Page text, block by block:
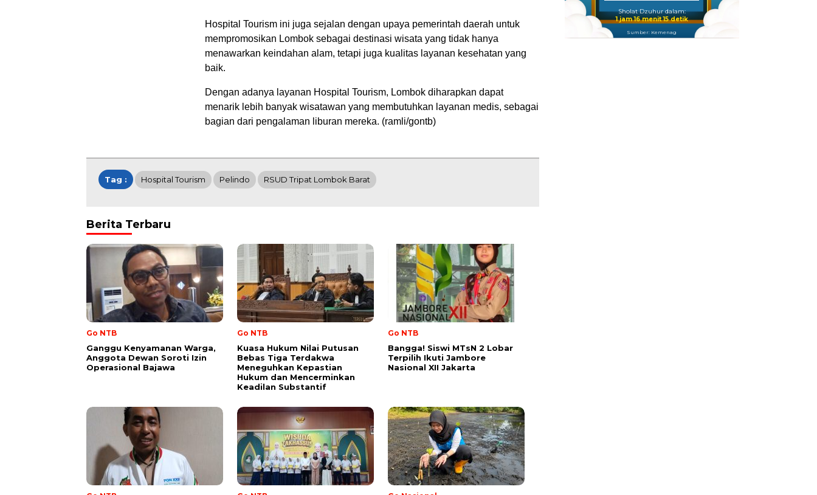
Hospital Tourism ini juga sejalan dengan upaya pemerintah daerah untuk
mempromosikan Lombok sebagai destinasi wisata yang tidak hanya
menawarkan keindahan alam, tetapi juga kualitas layanan kesehatan yang
baik.
Dengan adanya layanan Hospital Tourism, Lombok diharapkan dapat
menarik lebih banyak wisatawan yang membutuhkan layanan medis, sebagai
bagian dari pengalaman liburan mereka. (ramli/gontb)
Tag : Hospital Tourism Pelindo RSUD Tripat Lombok Barat
Berita Terbaru
Go NTB
Ganggu Kenyamanan Warga,
Anggota Dewan Soroti Izin
Operasional Bajawa
Go NTB
Kuasa Hukum Nilai Putusan
Bebas Tiga Terdakwa
Meneguhkan Kepastian
Hukum dan Mencerminkan
Keadilan Substantif
Go NTB
Bangga! Siswi MTsN 2 Lobar
Terpilih Ikuti Jambore
Nasional XII Jakarta
Sholat Dzuhur dalam:
1 jam 16 menit 14 detik
Sumber: Kemenag